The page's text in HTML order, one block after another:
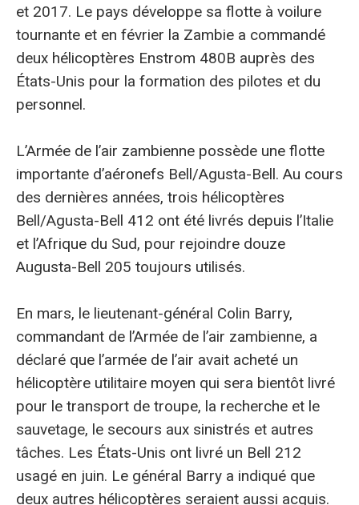
et 2017. Le pays développe sa flotte à voilure
tournante et en février la Zambie a commandé
deux hélicoptères Enstrom 480B auprès des
États-Unis pour la formation des pilotes et du
personnel.
L’Armée de l’air zambienne possède une flotte
importante d’aéronefs Bell/Agusta-Bell. Au cours
des dernières années, trois hélicoptères
Bell/Agusta-Bell 412 ont été livrés depuis l’Italie
et l’Afrique du Sud, pour rejoindre douze
Augusta-Bell 205 toujours utilisés.
En mars, le lieutenant-général Colin Barry,
commandant de l’Armée de l’air zambienne, a
déclaré que l’armée de l’air avait acheté un
hélicoptère utilitaire moyen qui sera bientôt livré
pour le transport de troupe, la recherche et le
sauvetage, le secours aux sinistrés et autres
tâches. Les États-Unis ont livré un Bell 212
usagé en juin. Le général Barry a indiqué que
deux autres hélicoptères seraient aussi acquis.